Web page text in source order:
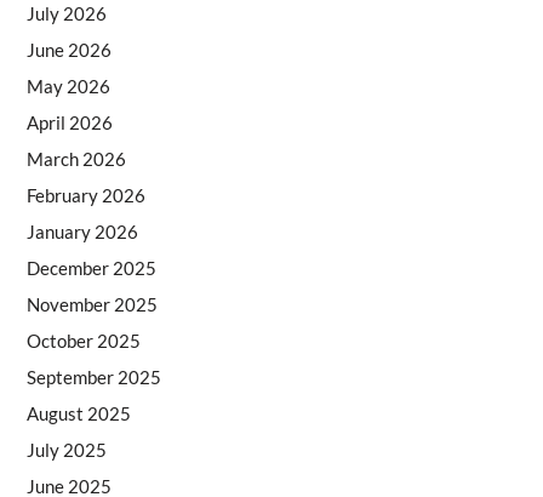
July 2026
June 2026
May 2026
April 2026
March 2026
February 2026
January 2026
December 2025
November 2025
October 2025
September 2025
August 2025
July 2025
June 2025